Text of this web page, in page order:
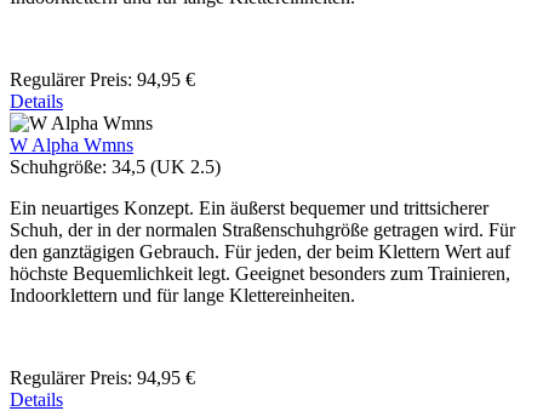
Regulärer Preis: 94,95 €
Details
W Alpha Wmns
Schuhgröße: 34,5 (UK 2.5)
Ein neuartiges Konzept. Ein äußerst bequemer und trittsicherer
Schuh, der in der normalen Straßenschuhgröße getragen wird. Für
den ganztägigen Gebrauch. Für jeden, der beim Klettern Wert auf
höchste Bequemlichkeit legt. Geeignet besonders zum Trainieren,
Indoorklettern und für lange Klettereinheiten.
Regulärer Preis: 94,95 €
Details